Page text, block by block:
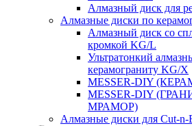
Алмазный диск для
Алмазные диски по
Алмазный диск со
кромкой KG/L
Ультратонкий
керамограниту KG/X
MESSER-DIY
MESSER-DIY
МРАМОР)
Алмазные диски для Cut-n-